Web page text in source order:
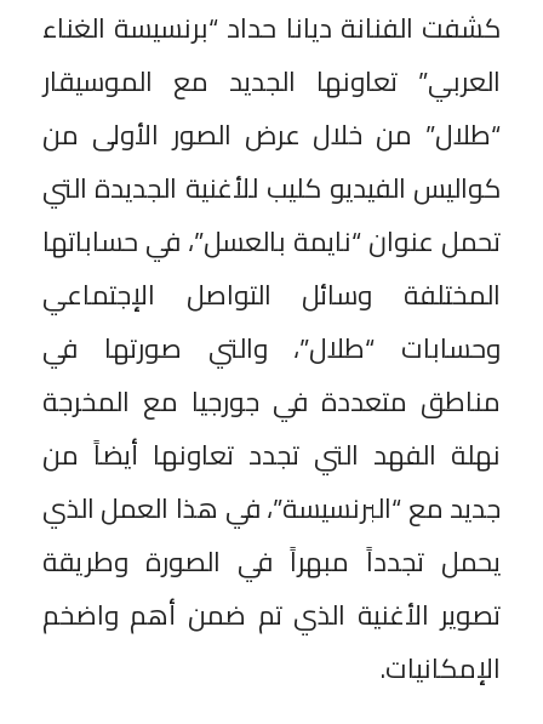
كشفت الفنانة ديانا حداد “برنسيسة الغناء
العربي” تعاونها الجديد مع الموسيقار
“طلال” من خلال عرض الصور الأولى من
كواليس الفيديو كليب للأغنية الجديدة التي
تحمل عنوان “نايمة بالعسل”، في حساباتها
المختلفة وسائل التواصل الإجتماعي
وحسابات “طلال”، والتي صورتها في
مناطق متعددة في جورجيا مع المخرجة
نهلة الفهد التي تجدد تعاونها أيضاً من
جديد مع “البرنسيسة”، في هذا العمل الذي
يحمل تجدداً مبهراً في الصورة وطريقة
تصوير الأغنية الذي تم ضمن أهم واضخم
الإمكانيات.